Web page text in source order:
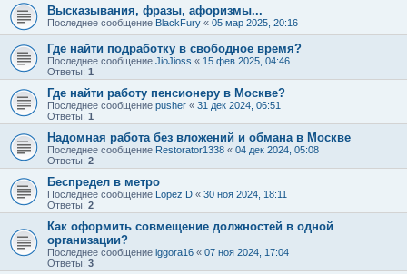
Высказывания, фразы, афоризмы...
Последнее сообщение BlackFury « 05 мар 2025, 20:16
Где найти подработку в свободное время?
Последнее сообщение JioJioss « 15 фев 2025, 04:46
Ответы: 1
Где найти работу пенсионеру в Москве?
Последнее сообщение pusher « 31 дек 2024, 06:51
Ответы: 1
Надомная работа без вложений и обмана в Москве
Последнее сообщение Restorator1338 « 04 дек 2024, 05:08
Ответы: 2
Беспредел в метро
Последнее сообщение Lopez D « 30 ноя 2024, 18:11
Ответы: 2
Как оформить совмещение должностей в одной
организации?
Последнее сообщение iggora16 « 07 ноя 2024, 17:04
Ответы: 3